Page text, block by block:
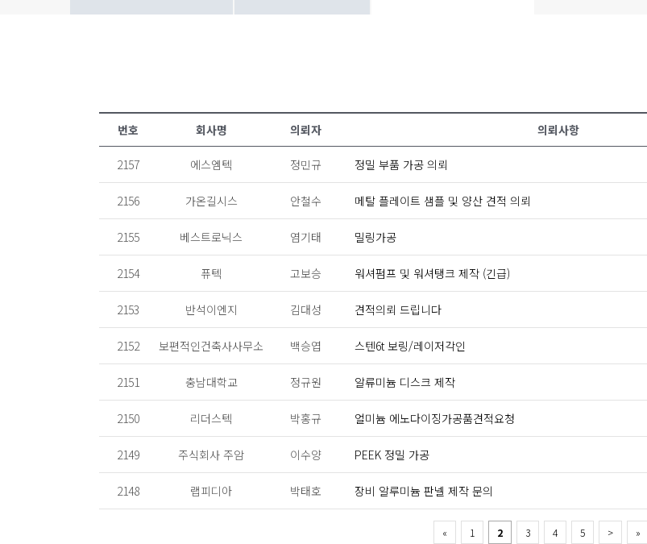
번호 회사명 의뢰자 의뢰사항
2157 에스엠텍 정민규 정밀 부품 가공 의뢰
2156 가온길시스 안철수 메탈 플레이트 샘플 및 양산 견적 의뢰
2155 베스트로닉스 염기태 밀링가공
2154 퓨텍 고보승 워셔펌프 및 워셔탱크 제작 (긴급)
2153 반석이엔지 김대성 견적의뢰 드립니다
2152 보편적인건축사사무소 백승엽 스텐6t 보링/레이저각인
2151 충남대학교 정규원 알류미늄 디스크 제작
2150 리더스텍 박홍규 얼미늄 에노다이징가공품견적요청
2149 주식회사 주암 이수양 PEEK 정밀 가공
2148 랩피디아 박태호 장비 알루미늄 판넬 제작 문의
« 1 2 3 4 5 > »